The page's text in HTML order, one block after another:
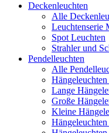
Deckenleuchten
Alle
Spot Leuchten
Strahler und
Pendelleuchten
Alle
Lange
Große
Kleine